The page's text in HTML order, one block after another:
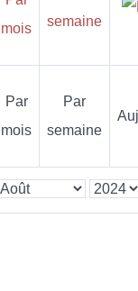
Par
mois
Par
semaine